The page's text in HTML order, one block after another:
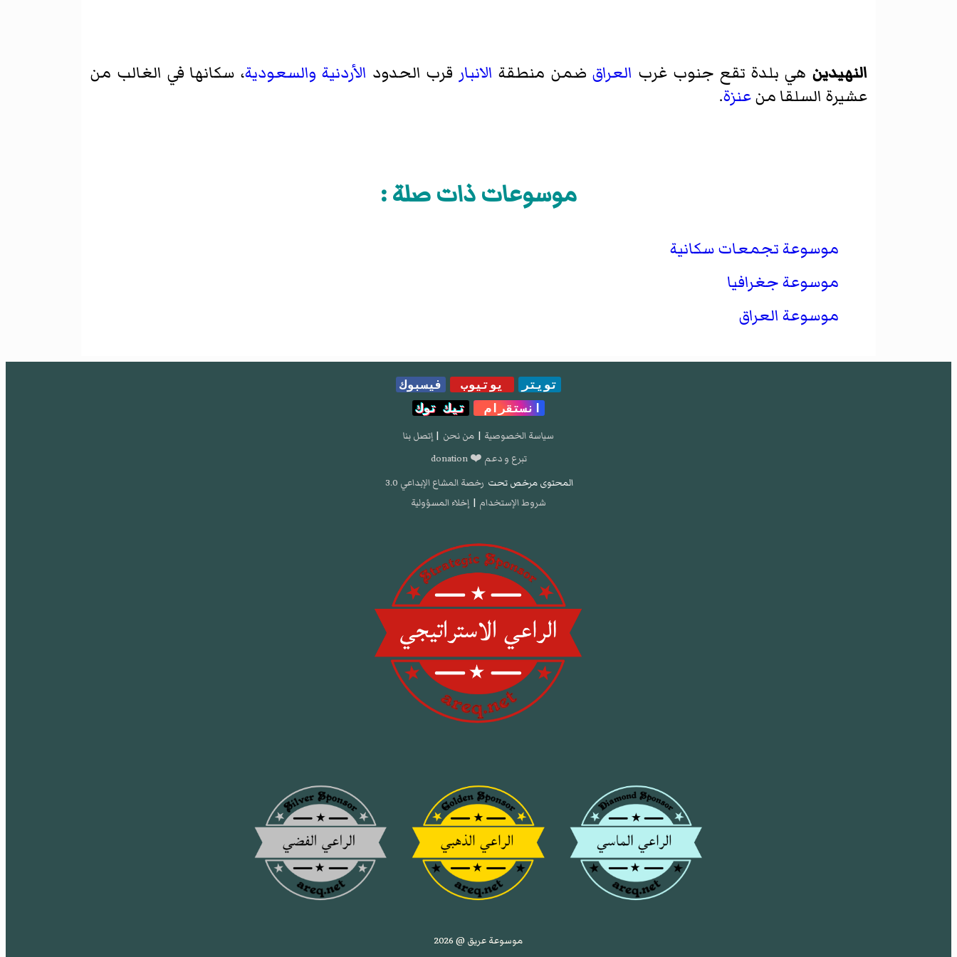
النهيدين هي بلدة تقع جنوب غرب العراق ضمن منطقة الانبار قرب الحدود الأردنية والسعودية، سكانها في الغالب من
عشيرة السلقا منعنزة.
موسوعات ذات صلة :
موسوعة تجمعات سكانية
موسوعة جغرافيا
موسوعة العراق
تويتر يوتيوب
فيسبوك
انستقرام
تيك توك
سياسة الخصوصية | من نحن | إتصل بنا
تبرع و دعم ❤️ donation
المحتوى مرخص تحت رخصة المشاع الإبداعي 3.0
شروط الإستخدام | إخلاء المسؤولية
موسوعة عريق @ 2026